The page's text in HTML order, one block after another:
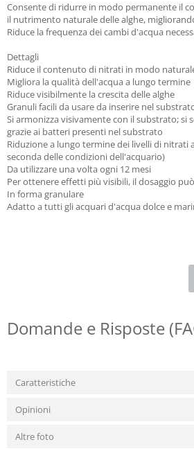
Consente di ridurre in modo permanente il
il nutrimento naturale delle alghe,
Riduce la frequenza dei cambi d'acqua
Dettagli
Riduce il contenuto di nitrati in modo
Migliora la qualità dell'acqua a lungo termine
Riduce visibilmente la crescita delle alghe
Granuli facili da usare da inserire nel
Si armonizza visivamente con il substrato; si
grazie ai batteri presenti nel substrato
Riduzione a lungo termine dei livelli di nitrati
seconda delle condizioni dell'acquario)
Da utilizzare una volta ogni 12 mesi
Per ottenere effetti più visibili, il dosaggio
In forma granulare
Adatto a tutti gli acquari d'acqua dolce e
Domande e Risposte
Caratteristiche
Opinioni
Altre foto